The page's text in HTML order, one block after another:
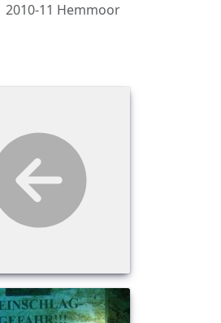
2010-11 Hemmoor